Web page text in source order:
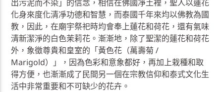
出污泥而不染」的信念，相信在佛國凈土裡，聖人以蓮花
化身來度化清凈功德和智慧，而泰國千年來均以佛教為國
教，因此，在廟宇祭祀時均會奉上蓮花和荷花，還有氣味
清新潔淨的白色茉莉花。漸漸地，除了聖潔的蓮花和荷花
外，象徵尊貴和皇室的「黃色花（萬壽菊 /
Marigold）」，因為色彩和意象都好，再加上栽種和取
得方便，也漸漸成了民間另一個在宗教信仰和泰式文化生
活中非常重要和不可缺少的花卉。